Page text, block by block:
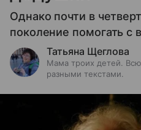
Однако почти в
поколение помогать с
Татьяна Щеглова
Мама троих детей.
разными текстами.